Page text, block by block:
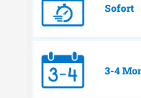
Sofort
3-4